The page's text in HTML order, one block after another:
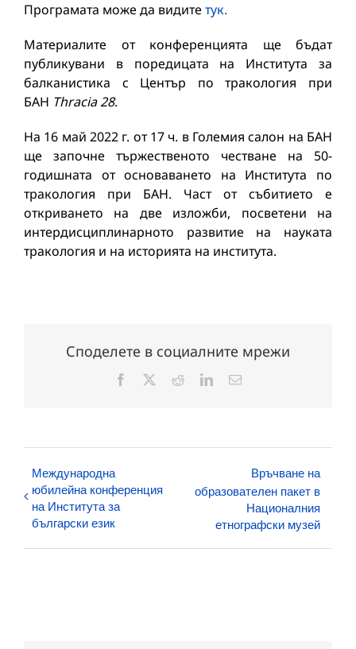
Програмата може да видите тук.
Материалите от конференцията ще бъдат
публикувани в поредицата на Института за
балканистика с Център по тракология при
БАН Thracia 28.
На 16 май 2022 г. от 17 ч. в Големия салон на БАН
ще започне тържественото честване на 50-
годишната от основаването на Института по
тракология при БАН. Част от събитието е
откриването на две изложби, посветени на
интердисциплинарното развитие на науката
тракология и на историята на института.
Споделете в социалните мрежи
Facebook RedditLinkedInЕлектронна
Международна
юбилейна конференция
на Института за
български език
Връчване на
образователен пакет в
Националния
етнографски музей